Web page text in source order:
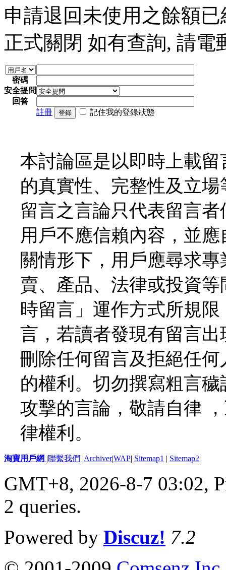
申請退回未使用之餘額
正式關閉 如有查詢, 請電
密碼
安全提問
回答
註冊
登錄 記住我的登錄狀態
本討論區是以即時上載
的真實性、完整性及立
留言之言論只代表留言
用戶不應信賴內容，並
關情形下，用戶應尋求
賣、產品、法律或投資
時留言」運作方式所規
言，若讀者發現有留言
刪除任何留言及拒絕任
的權利。切勿撰寫粗言
攻擊的言論，敬請自律
律權利。
淘寶用戶網 |聯繫我們 |Archiver|WAP| Sitemap1 | Sitemap2|
GMT+8, 2026-8-7 03:02,
2 queries.
Powered by Discuz! 7.2